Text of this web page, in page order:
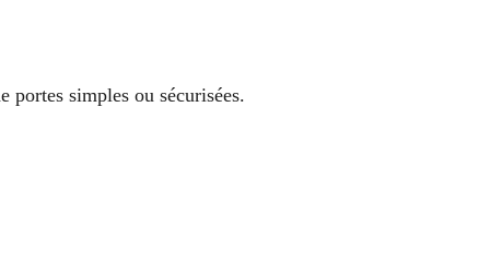
portes simples ou sécurisées.